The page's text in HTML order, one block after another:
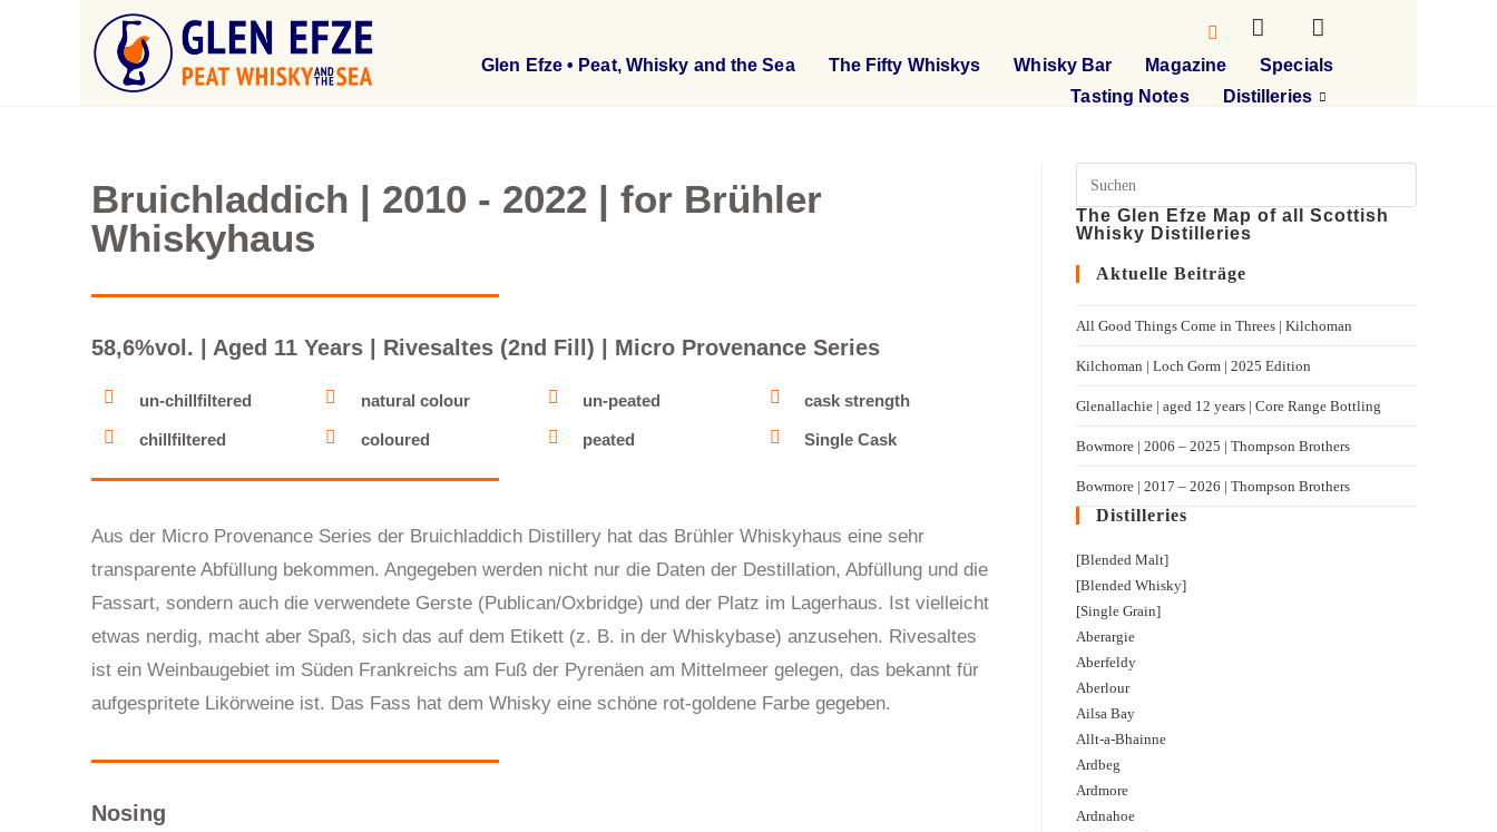
Glen Efze • Peat, Whisky and the Sea The Fifty Whiskys Whisky Bar Magazine
Specials
Tasting Notes
Distilleries
Bruichladdich | 2010 - 2022 | for Brühler
Whiskyhaus
58,6%vol. | Aged 11 Years | Rivesaltes (2nd Fill) | Micro Provenance Series
un-chillfiltered
chillfiltered
natural colour
coloured
un-peated
peated
cask strength
Single Cask
Aus der Micro Provenance Series der Bruichladdich Distillery hat das Brühler Whiskyhaus eine sehr
transparente Abfüllung bekommen. Angegeben werden nicht nur die Daten der Destillation, Abfüllung und die
Fassart, sondern auch die verwendete Gerste (Publican/Oxbridge) und der Platz im Lagerhaus. Ist vielleicht
etwas nerdig, macht aber Spaß, sich das auf dem Etikett (z. B. in der Whiskybase) anzusehen. Rivesaltes
ist ein Weinbaugebiet im Süden Frankreichs am Fuß der Pyrenäen am Mittelmeer gelegen, das bekannt für
aufgespritete Likörweine ist. Das Fass hat dem Whisky eine schöne rot-goldene Farbe gegeben.
Nosing
The Glen Efze Map of all Scottish
Whisky Distilleries
Aktuelle Beiträge
All Good Things Come in Threes | Kilchoman
Kilchoman | Loch Gorm​ | 2025 Edition
Glenallachie | aged 12 years | Core Range Bottling
Bowmore | 2006 – 2025 | Thompson Brothers
Bowmore | 2017 – 2026 | Thompson Brothers
Distilleries
[Blended Malt]
[Blended Whisky]
[Single Grain]
Aberargie
Aberfeldy
Aberlour
Ailsa Bay
Allt-a-Bhainne
Ardbeg
Ardmore
Ardnahoe